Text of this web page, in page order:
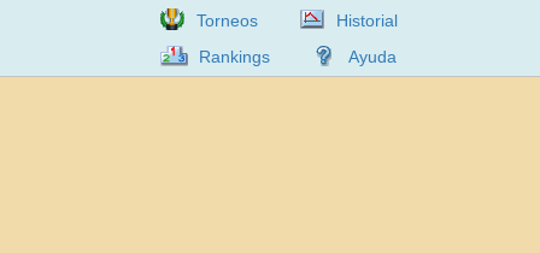
Torneos
Historial
Rankings
Ayuda